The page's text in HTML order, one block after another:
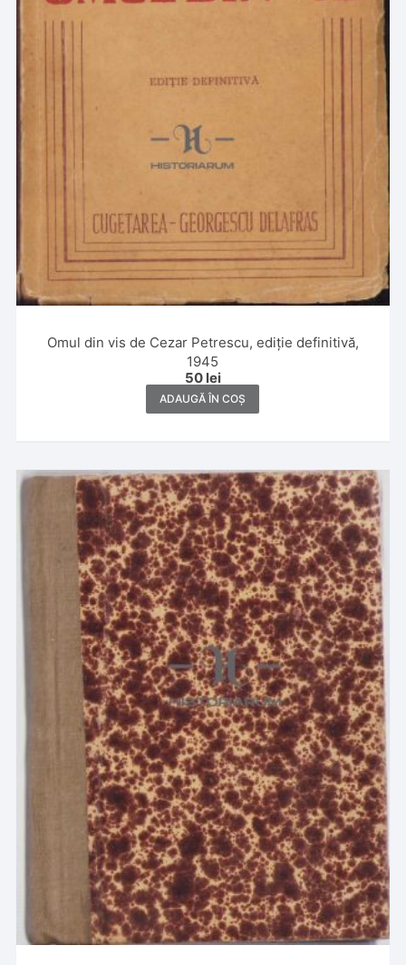
Omul din vis de Cezar Petrescu, ediție definitivă,
1945
50 lei
ADAUGĂ ÎN COȘ